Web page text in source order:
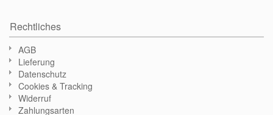
Rechtliches
AGB
Lieferung
Datenschutz
Cookies & Tracking
Widerruf
Zahlungsarten